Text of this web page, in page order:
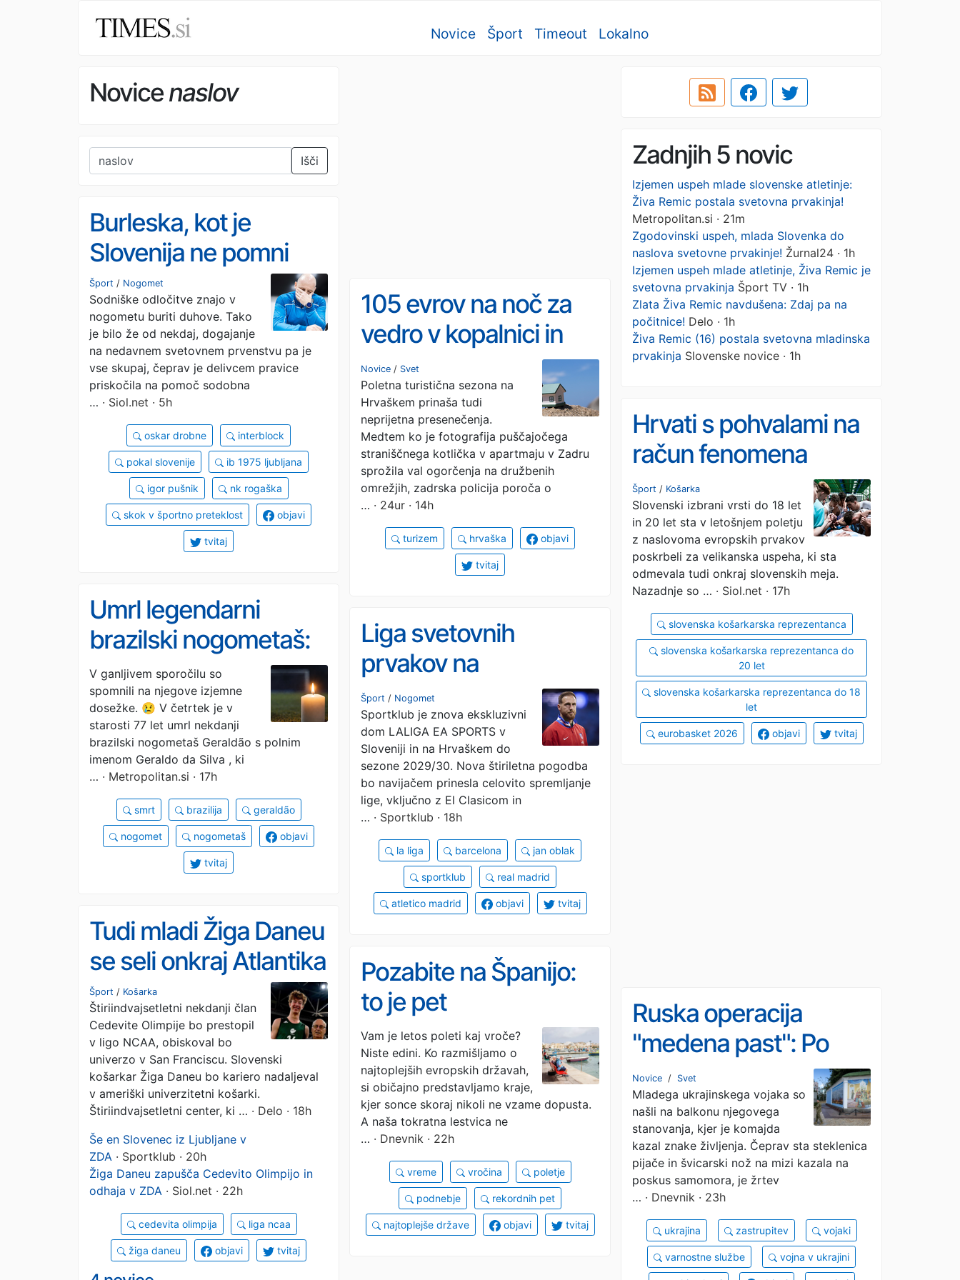
Novice Šport Timeout Lokalno
Novicenaslov
Išči Zadnjih 5 novic
Izjemen uspeh mlade slovenske atletinje:
Živa Remic postala svetovna prvakinja!
Metropolitan.si · 21m
Zgodovinski uspeh, mlada Slovenka do
naslova svetovne prvakinje! Žurnal24 · 1h
Izjemen uspeh mlade atletinje, Živa Remic je
svetovna prvakinja Šport TV · 1h
Zlata Živa Remic navdušena: Zdaj pa na
počitnice! Delo · 1h
Živa Remic (16) postala svetovna mladinska
prvakinja Slovenske novice · 1h
Burleska, kot je
Slovenija ne pomni
Šport / Nogomet
Sodniške odločitve znajo v
nogometu buriti duhove. Tako
je bilo že od nekdaj, dogajanje
na nedavnem svetovnem prvenstvu pa je
vse skupaj, čeprav je delivcem pravice
priskočila na pomoč sodobna
… · Siol.net · 5h
oskar drobne interblock
pokal slovenije ib 1975 ljubljana
igor pušnik nk rogaška
skok v športno preteklost objavi
tvitaj
105 evrov na noč za
vedro v kopalnici in
apartmaji, ki ne
obstajajo
Novice / Svet
Poletna turistična sezona na
Hrvaškem prinaša tudi
neprijetna presenečenja.
Medtem ko je fotografija puščajočega
straniščnega kotlička v apartmaju v Zadru
sprožila val ogorčenja na družbenih
omrežjih, zadrska policija poroča o
… · 24ur · 14h
turizem hrvaška objavi
tvitaj
Hrvati s pohvalami na
račun fenomena
Slovenije: "Sistem je
očitno veliko boljši kot
pri nas"
Šport / Košarka
Slovenski izbrani vrsti do 18 let
in 20 let sta v letošnjem poletju
z naslovoma evropskih prvakov
poskrbeli za velikanska uspeha, ki sta
odmevala tudi onkraj slovenskih meja.
Nazadnje so … · Siol.net · 17h
slovenska košarkarska reprezentanca
slovenska košarkarska reprezentanca do
20 let
slovenska košarkarska reprezentanca do 18
let
eurobasket 2026 objavi tvitaj
Umrl legendarni
brazilski nogometaš:
žalostno novico
sporočil njegov
nekdanji klub
V ganljivem sporočilu so
spomnili na njegove izjemne
dosežke. 😢 V četrtek je v
starosti 77 let umrl nekdanji
brazilski nogometaš Geraldão s polnim
imenom Geraldo da Silva , ki
… · Metropolitan.si · 17h
smrt brazilija geraldão
nogomet nogometaš objavi
tvitaj
Liga svetovnih
prvakov na
Sportklubu!
Šport / Nogomet
Sportklub je znova ekskluzivni
dom LALIGA EA SPORTS v
Sloveniji in na Hrvaškem do
sezone 2029/30. Nova štiriletna pogodba
bo navijačem prinesla celovito spremljanje
lige, vključno z El Clasicom in
… · Sportklub · 18h
la liga barcelona jan oblak
sportklub real madrid
atletico madrid objavi tvitaj
Tudi mladi Žiga Daneu
se seli onkraj Atlantika
Šport / Košarka
Štiriindvajsetletni nekdanji član
Cedevite Olimpije bo prestopil
v ligo NCAA, obiskoval bo
univerzo v San Franciscu. Slovenski
košarkar Žiga Daneu bo kariero nadaljeval
v ameriški univerzitetni košarki.
Štiriindvajsetletni center, ki … · Delo · 18h
Še en Slovenec iz Ljubljane v
ZDA · Sportklub · 20h
Žiga Daneu zapušča Cedevito Olimpijo in
odhaja v ZDA · Siol.net · 22h
cedevita olimpija liga ncaa
žiga daneu objavi tvitaj
Pozabite na Španijo:
to je pet
temperaturno najbolj
prijaznih evropskih
držav
Vam je letos poleti kaj vroče?
Niste edini. Ko razmišljamo o
najtoplejših evropskih državah,
si običajno predstavljamo kraje,
kjer sonce skoraj nikoli ne vzame dopusta.
A naša tokratna lestvica ne
… · Dnevnik · 22h
vreme vročina poletje
podnebje rekordnih pet
najtoplejše države objavi tvitaj
Ruska operacija
"medena past": Po
lažni spletni romanci
ukrajinski vojak umrl
zaradi zastrupitve
Novice / Svet
Mladega ukrajinskega vojaka so
našli na balkonu njegovega
stanovanja, kjer je komajda
kazal znake življenja. Čeprav sta steklenica
pijače in švicarski nož na mizi kazala na
poskus samomora, je žrtev
… · Dnevnik · 23h
ukrajina zastrupitev vojaki
varnostne službe vojna v ukrajini